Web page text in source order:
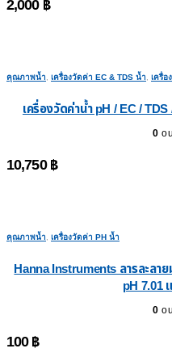
2,000฿
คุณภาพน้ำ เครื่องวัดค่า EC & TDS น้ำ เครื่อ
เครื่องวัดค่าน้ำ pH / EC /
0
10,750฿
คุณภาพน้ำ เครื่องวัดค่า PH น้ำ
Hanna Instruments ลารละลา
pH 7.01
0
100฿